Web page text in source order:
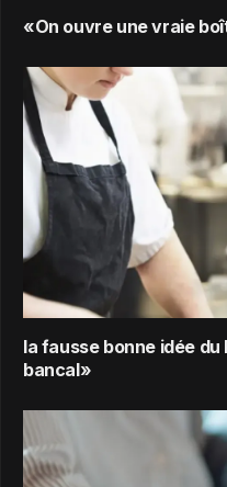
«On ouvre une vraie
la fausse bonne idée du
bancal»